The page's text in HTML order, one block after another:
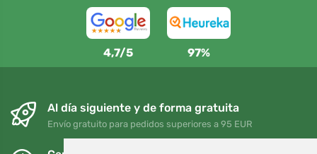
4,7/5 97%
Al día siguiente y de forma gratuita
Envío gratuito para pedidos superiores a 95 EUR